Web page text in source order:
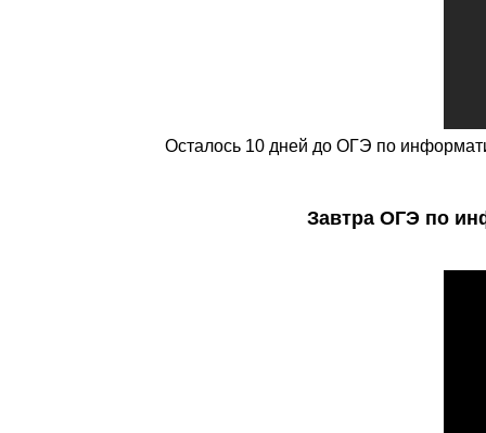
Осталось 10 дней до ОГЭ по
Завтра ОГЭ по